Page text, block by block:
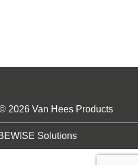
Solutions
2026 Van Hees Products